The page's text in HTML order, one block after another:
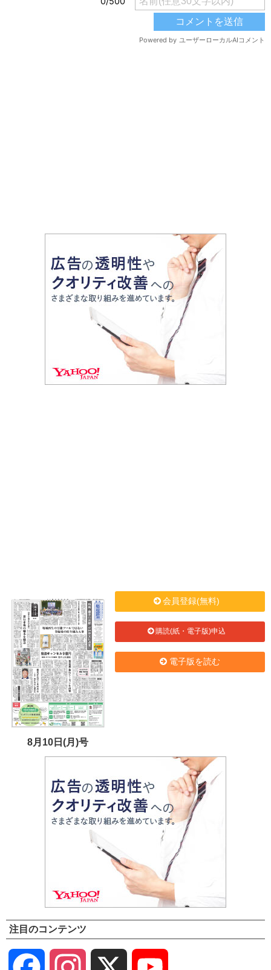
8月10日(月)号
会員登録(無料)
購読(紙・電子版)申込
電子版を読む
注目のコンテンツ
Facebook Instagram